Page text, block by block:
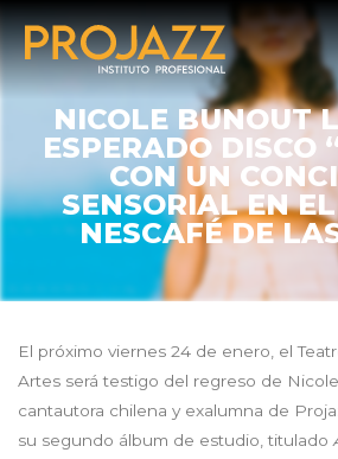
NICOLE BUNOUT
ESPERADO DISCO
CON UN
SENSORIAL EN
NESCAFÉ DE
El próximo viernes 24 de enero, el
Artes será testigo del regreso de
cantautora chilena y exalumna de
su segundo álbum de estudio, titulado